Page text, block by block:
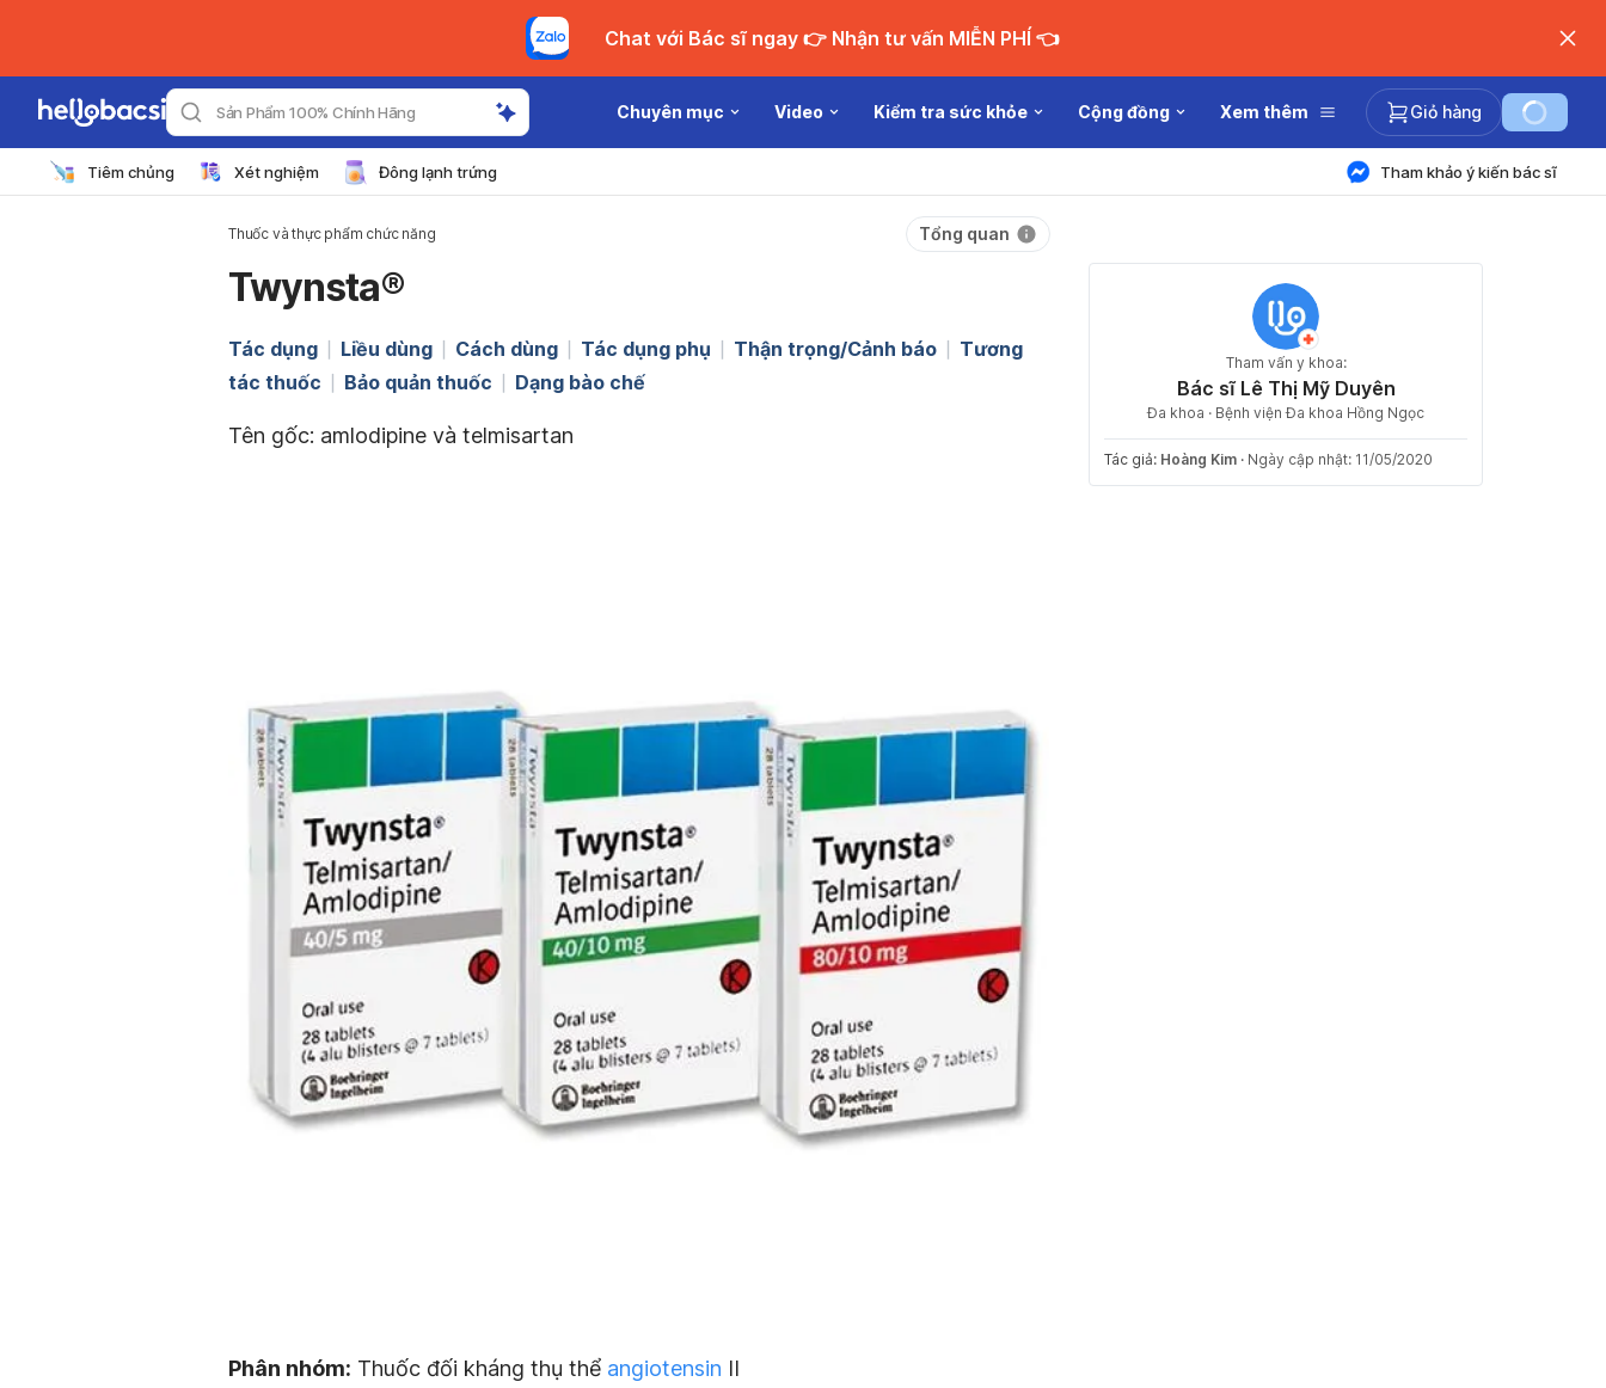
Chat với Bác sĩ ngay 👉 Nhận tư vấn MIỄN PHÍ 👈
Sản Phẩm 100% Chính Hãng Chuyên mục Video Kiểm tra sức khỏe Cộng đồng Xem thêm Giỏ hàng
Tiêm chủng Xét nghiệm Đông lạnh trứng Tham khảo ý kiến bác sĩ
Thuốc và thực phẩm chức năng Tổng quan
Twynsta®
Tác dụng Liều dùng Cách dùng Tác dụng phụ Thận trọng/Cảnh báo
Tương
tác thuốc
Bảo quản thuốc Dạng bào chế
Tên gốc: amlodipine và telmisartan
Phân nhóm: Thuốc đối kháng thụ thể angiotensin II
Tham vấn y khoa:
Bác sĩ Lê Thị Mỹ Duyên
Đa khoa · Bệnh viện Đa khoa Hồng Ngọc
Tác giả: Hoàng Kim · Ngày cập nhật: 11/05/2020